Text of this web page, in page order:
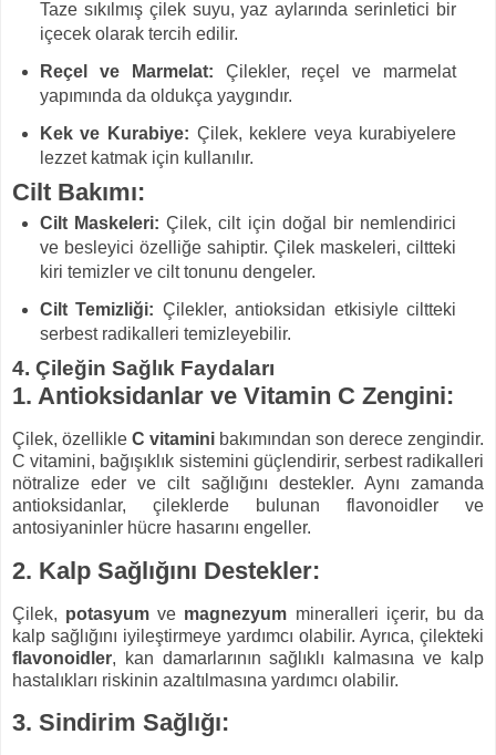
Taze sıkılmış çilek suyu, yaz aylarında serinletici bir
içecek olarak tercih edilir.
Reçel ve Marmelat: Çilekler, reçel ve marmelat
yapımında da oldukça yaygındır.
Kek ve Kurabiye: Çilek, keklere veya kurabiyelere
lezzet katmak için kullanılır.
Cilt Bakımı:
Cilt Maskeleri: Çilek, cilt için doğal bir nemlendirici
ve besleyici özelliğe sahiptir. Çilek maskeleri, ciltteki
kiri temizler ve cilt tonunu dengeler.
Cilt Temizliği: Çilekler, antioksidan etkisiyle ciltteki
serbest radikalleri temizleyebilir.
4. Çileğin Sağlık Faydaları
1. Antioksidanlar ve Vitamin C Zengini:
Çilek, özellikle C vitamini bakımından son derece zengindir.
C vitamini, bağışıklık sistemini güçlendirir, serbest radikalleri
nötralize eder ve cilt sağlığını destekler. Aynı zamanda
antioksidanlar, çileklerde bulunan flavonoidler ve
antosiyaninler hücre hasarını engeller.
2. Kalp Sağlığını Destekler:
Çilek, potasyum ve magnezyum mineralleri içerir, bu da
kalp sağlığını iyileştirmeye yardımcı olabilir. Ayrıca, çilekteki
flavonoidler, kan damarlarının sağlıklı kalmasına ve kalp
hastalıkları riskinin azaltılmasına yardımcı olabilir.
3. Sindirim Sağlığı: